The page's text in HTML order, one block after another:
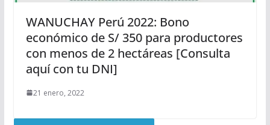
WANUCHAY Perú 2022: Bono
económico de S/ 350 para productores
con menos de 2 hectáreas [Consulta
aquí con tu DNI]
21 enero, 2022